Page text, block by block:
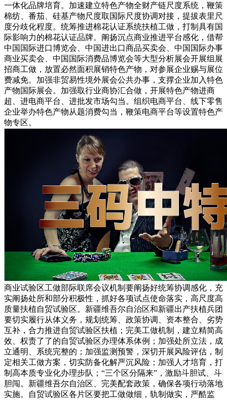
一体化品牌培育。加速建立特色产物全财产链尺度系统，鞭策
棉纺、番茄、硅基产物尺度取国际尺度协调对接，提拔表里尺
度分歧化程度。统筹推进棉花认证系统扶植工做，打制具有国
际影响力的棉花认证品牌。阐扬沉点商业推进平台感化，借帮
中国国际进口博览会、中国进出口商品买卖会、中国国际办事
商业买卖会、中国国际消费品博览会等大型分析展会开展组展
招商工做，放置必然面积展销特色产物，对参展企业赐与展位
费减免。加强非贸易性境外展会公共办事，支撑企业加入特色
产物国际展会。加强取行业商协汇合做，开展特色产物进商
超、进电商平台、进批发市场勾当。组织电商平台、线下零售
企业举办特色产物从题消费勾当，鞭策电商平台等设置特色产
物专区。
商业试验区工做部际联席会议机制要阐扬好统筹协调感化，充
实阐扬处所和部分积极性，抓好各项试点使命落实，高尺度高
质量扶植自贸试验区。新疆维吾尔自治区和新疆出产扶植兵团
要切实履行从体义务，规划统筹、政策协调、资本整合、劣势
互补，合力推进自贸试验区扶植；完美工做机制，建立精简高
效、权责了了的自贸试验区办理体系体例；加强处所立法，成
立通明、系统完整的；加强监测预警，深切开展风险评估，制
定相关工做方案，切实防备化解严沉风险；加强人才培育，打
制高本质专业化办理步队；“三个区分隔来”，激励斗胆试、斗
胆闯。新疆维吾尔自治区、完美配套政策，确保各项行动落地
实施。自贸试验区各片区要把工做做细，轨制做实，严酷监